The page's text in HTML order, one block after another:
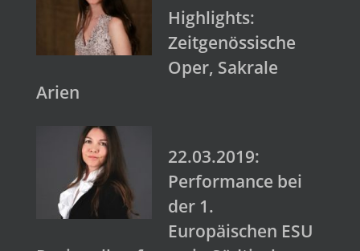
Highlights:
Zeitgenössische
Oper, Sakrale
Arien
22.03.2019:
Performance bei
der 1.
Europäischen ESU